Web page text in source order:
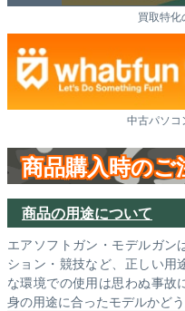
買取特化
中古パソコ
商品購入時のご
商品の用途について
エアソフトガン・モデルガン
ション・競技など、正しい用
な環境での使用は思わぬ事故
身の用途に合ったモデルかど